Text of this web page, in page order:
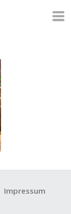
Impressum